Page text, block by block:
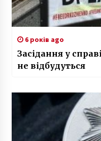
6 років ago
Засідання у
не відбудуться